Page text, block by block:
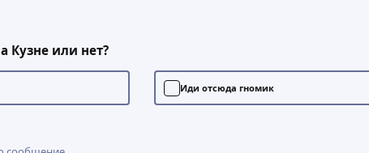
Кузне или нет?
Иди отсюда гномик